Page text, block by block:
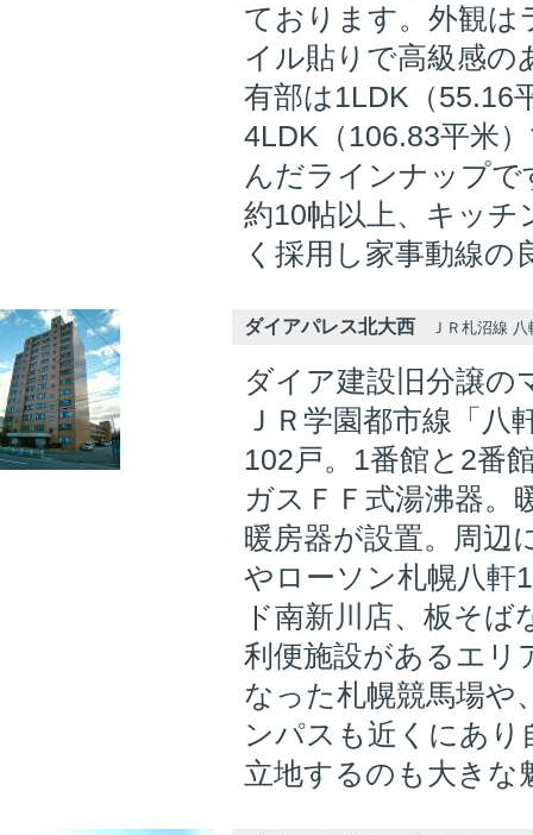
ております。外観
イル貼りで高級感の
有部は1LDK（55.16
4LDK（106.83平米
んだラインナップで
約10帖以上、キッチ
く採用し家事動線の
ダイアパレス北大西 ＪＲ札沼線 八
ダイア建設旧分譲の
ＪＲ学園都市線「八
102戸。1番館と2番
ガスＦＦ式湯沸器。
暖房器が設置。周辺
やローソン札幌八軒
ド南新川店、板そ
利便施設があるエリ
なった札幌競馬場や
ンパスも近くにあ
立地するのも大きな